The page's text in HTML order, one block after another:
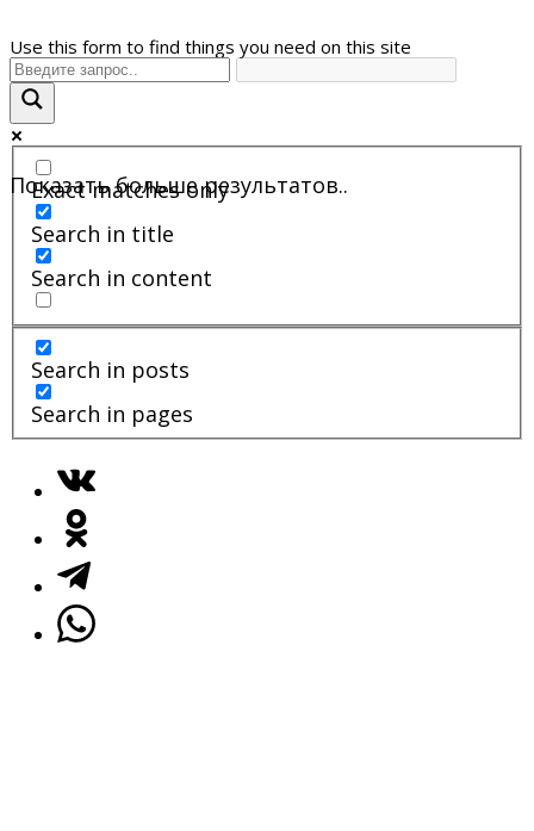
Use this form to find things you need on this site
Показать больше результатов..
Exact matches only
Search in title
Search in content
Search in posts
Search in pages